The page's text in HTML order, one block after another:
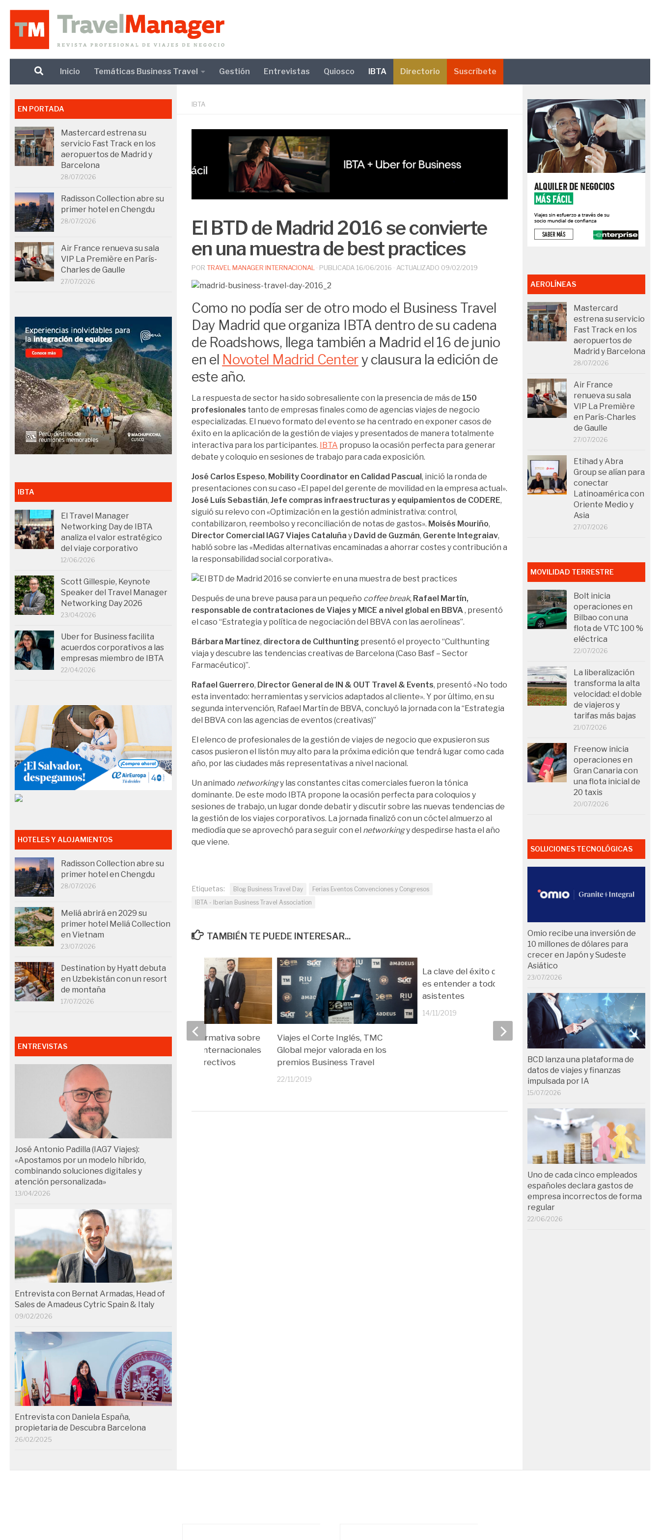
Debajo del contenido
Inicio Temáticas Business Travel Gestión Entrevistas Quiosco IBTA Directorio Suscríbete
IBTA
El BTD de Madrid 2016 se convierte
en una muestra de best practices
POR TRAVEL MANAGER INTERNACIONAL · PUBLICADA 16/06/2016 · ACTUALIZADO 09/02/2019
Como no podía ser de otro modo el Business Travel
Day Madrid que organiza IBTA dentro de su cadena
de Roadshows, llega también a Madrid el 16 de junio
en el Novotel Madrid Centery clausura la edición de
este año.
La respuesta de sector ha sido sobresaliente con la presencia de más de 150
profesionales tanto de empresas finales como de agencias viajes de negocio
especializadas. El nuevo formato del evento se ha centrado en exponer casos de
éxito en la aplicación de la gestión de viajes y presentados de manera totalmente
interactiva para los participantes. IBTA propuso la ocasión perfecta para generar
debate y coloquio en sesiones de trabajo para cada exposición.
José Carlos Espeso, Mobility Coordinator en Calidad Pascual, inició la ronda de
presentaciones con su caso «El papel del gerente de movilidad en la empresa actual».
José Luís Sebastián, Jefe compras infraestructuras y equipamientos de CODERE,
siguió su relevo con «Optimización en la gestión administrativa: control,
contabilizaron, reembolso y reconciliación de notas de gastos». Moisés Mouriño,
Director Comercial IAG7 Viajes Cataluña y David de Guzmán, Gerente Integraiav,
habló sobre las «Medidas alternativas encaminadas a ahorrar costes y contribución a
la responsabilidad social corporativa».
Después de una breve pausa para un pequeño coffee break, Rafael Martín,
responsable de contrataciones de Viajes y MICE a nivel global en BBVA, presentó
el caso “Estrategia y política de negociación del BBVA con las aerolíneas”.
Bárbara Martínez, directora de Culthunting presentó el proyecto “Culthunting
viaja y descubre las tendencias creativas de Barcelona (Caso Basf – Sector
Farmacéutico)”.
Rafael Guerrero, Director General de IN & OUT Travel & Events, presentó «No todo
esta inventado: herramientas y servicios adaptados al cliente». Y por último, en su
segunda intervención, Rafael Martín de BBVA, concluyó la jornada con la “Estrategia
del BBVA con las agencias de eventos (creativas)”
El elenco de profesionales de la gestión de viajes de negocio que expusieron sus
casos pusieron el listón muy alto para la próxima edición que tendrá lugar como cada
año, por las ciudades más representativas a nivel nacional.
Un animado networkingy las constantes citas comerciales fueron la tónica
dominante. De este modo IBTA propone la ocasión perfecta para coloquios y
sesiones de trabajo, un lugar donde debatir y discutir sobre las nuevas tendencias de
la gestión de los viajes corporativos. La jornada finalizó con un cóctel almuerzo al
mediodía que se aprovechó para seguir con el networkingy despedirse hasta el año
que viene.
Etiquetas: Blog Business Travel Day
Ferias Eventos Convenciones y Congresos
IBTA - Iberian Business Travel Association
TAMBIÉN TE PUEDE INTERESAR...
Viajes el Corte Inglés, TMC
Global mejor valorada en los
premios Business Travel
22/11/2019
La clave del éxito de un evento
es entender a todos los
asistentes
14/11/2019
NH hotels reconocida
travel managers como
hotelera mejor
corporativos
Primera jornada formativa sobre
desplazamientos internacionales
a empresarios y directivos
EN PORTADA
Mastercard estrena su
servicio Fast Track en los
aeropuertos de Madrid y
Barcelona
28/07/2026
Radisson Collection abre su
primer hotel en Chengdu
28/07/2026
Air France renueva su sala
VIP La Première en París-
Charles de Gaulle
27/07/2026
IBTA
El Travel Manager
Networking Day de IBTA
analiza el valor estratégico
del viaje corporativo
12/06/2026
Scott Gillespie, Keynote
Speaker del Travel Manager
Networking Day 2026
23/04/2026
Uber for Business facilita
acuerdos corporativos a las
empresas miembro de IBTA
22/04/2026
HOTELES Y ALOJAMIENTOS
Radisson Collection abre su
primer hotel en Chengdu
28/07/2026
Meliá abrirá en 2029 su
primer hotel Meliá Collection
en Vietnam
23/07/2026
Destination by Hyatt debuta
en Uzbekistán con un resort
de montaña
17/07/2026
ENTREVISTAS
José Antonio Padilla (IAG7 Viajes):
«Apostamos por un modelo híbrido,
combinando soluciones digitales y
atención personalizada»
13/04/2026
Entrevista con Bernat Armadas, Head of
Sales de Amadeus Cytric Spain & Italy
09/02/2026
Entrevista con Daniela España,
propietaria de Descubra Barcelona
26/02/2025
AEROLÍNEAS
Mastercard
estrena su servicio
Fast Track en los
aeropuertos de
Madrid y Barcelona
28/07/2026
Air France
renueva su sala
VIP La Première
en París-Charles
de Gaulle
27/07/2026
Etihad y Abra
Group se alían para
conectar
Latinoamérica con
Oriente Medio y
Asia
27/07/2026
MOVILIDAD TERRESTRE
Bolt inicia
operaciones en
Bilbao con una
flota de VTC 100 %
eléctrica
22/07/2026
La liberalización
transforma la alta
velocidad: el doble
de viajeros y
tarifas más bajas
21/07/2026
Freenow inicia
operaciones en
Gran Canaria con
una flota inicial de
20 taxis
20/07/2026
SOLUCIONES TECNOLÓGICAS
Omio recibe una inversión de
10 millones de dólares para
crecer en Japón y Sudeste
Asiático
23/07/2026
BCD lanza una plataforma de
datos de viajes y finanzas
impulsada por IA
15/07/2026
Uno de cada cinco empleados
españoles declara gastos de
empresa incorrectos de forma
regular
22/06/2026